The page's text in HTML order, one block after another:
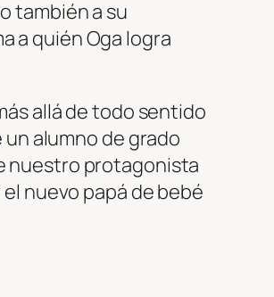
también a su
a quién Oga logra
allá de todo sentido
alumno de grado
nuestro protagonista
nuevo papá de bebé